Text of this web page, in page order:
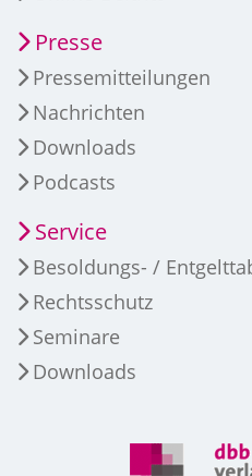
Presse
Pressemitteilungen
Nachrichten
Downloads
Podcasts
Service
Besoldungs- /
Rechtsschutz
Seminare
Downloads